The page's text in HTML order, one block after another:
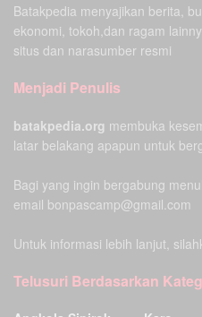
Batakpedia menyajikan berita,
ekonomi, tokoh,dan ragam
situs dan narasumber resmi
Menjadi Penulis
batakpedia.org membuka
latar belakang apapun untuk
Bagi yang ingin bergabung
email bonpascamp@gmail.com
Untuk informasi lebih lanjut,
Telusuri Berdasarkan